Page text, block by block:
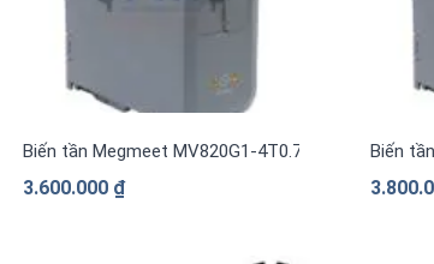
Biến tần Megmeet MV820G1-4T0.75B 0.75kW
3.600.000 ₫
Biến